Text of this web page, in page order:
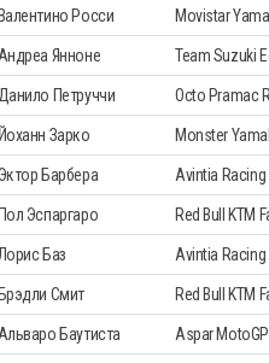
Валентино Росси Movistar
Янноне Team Suzuki
Петруччи Octo Pramac
Йоханн Зарко Monster
Эктор Барбера Avintia Racing
Пол Эспаргаро Red Bull KTM
Баз Avintia Racing
Брэдли Смит Red Bull KTM
Баутиста Aspar